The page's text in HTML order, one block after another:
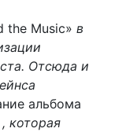
the Music» в
Отсюда и
альбома
, которая